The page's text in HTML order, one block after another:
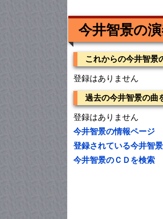
今井智景の
これからの今井智景
登録はありません
過去の今井智景の曲
登録はありません
今井智景の情報ページ
登録されている今井智
今井智景のＣＤを検索